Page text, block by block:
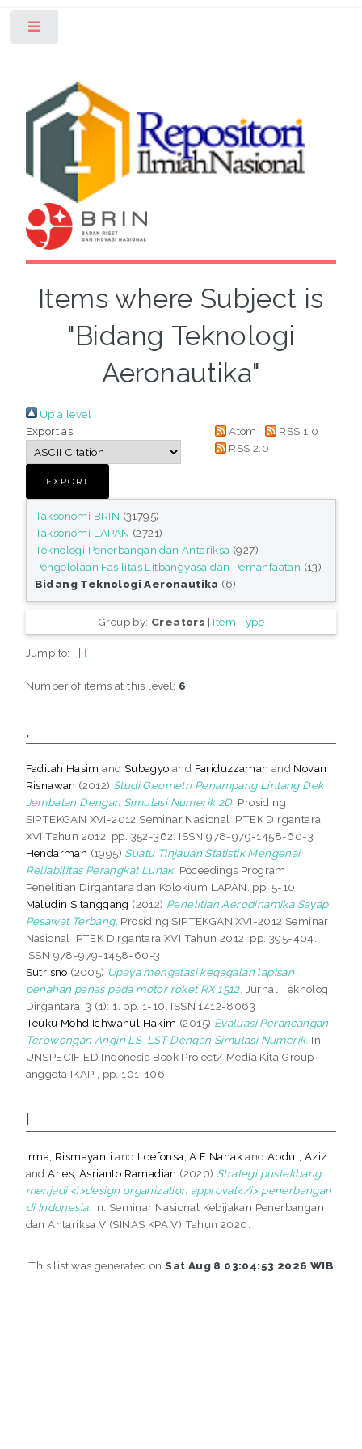
Items where Subject is
"Bidang Teknologi
Aeronautika"
Up a level
Export as
Atom
RSS 1.0
RSS 2.0
Taksonomi BRIN (31795)
Taksonomi LAPAN (2721)
Teknologi Penerbangan dan Antariksa (927)
Pengelolaan Fasilitas Litbangyasa dan Pemanfaatan (13)
Bidang Teknologi Aeronautika (6)
Group by: Creators | Item Type
Jump to: | I
Number of items at this level: 6
,
Fadilah Hasim and Subagyo and Fariduzzaman and Novan
Risnawan (2012) Studi Geometri Penampang Lintang Dek
Jembatan Dengan Simulasi Numerik 2D. Prosiding
SIPTEKGAN XVI-2012 Seminar Nasional IPTEK Dirgantara
XVI Tahun 2012. pp. 352-362. ISSN 978-979-1458-60-3
Hendarman (1995) Suatu Tinjauan Statistik Mengenai
Reliabilitas Perangkat Lunak. Poceedings Program
Penelitian Dirgantara dan Kolokium LAPAN. pp. 5-10.
Maludin Sitanggang (2012) Penelitian Aerodinamika Sayap
Pesawat Terbang. Prosiding SIPTEKGAN XVI-2012 Seminar
Nasional IPTEK Dirgantara XVI Tahun 2012. pp. 395-404.
ISSN 978-979-1458-60-3
Sutrisno (2005) Upaya mengatasi kegagalan lapisan
penahan panas pada motor roket RX 1512. Jurnal Teknologi
Dirgantara, 3 (1): 1. pp. 1-10. ISSN 1412-8063
Teuku Mohd Ichwanul Hakim (2015) Evaluasi Perancangan
Terowongan Angin LS-LST Dengan Simulasi Numerik. In:
UNSPECIFIED Indonesia Book Project/ Media Kita Group
anggota IKAPI, pp. 101-106.
I
Irma, Rismayanti and Ildefonsa, A.F NahakandAbdul, Aziz
andAries, Asrianto Ramadian (2020) Strategi pustekbang
menjadi <i>design organization approval</i> penerbangan
di Indonesia. In: Seminar Nasional Kebijakan Penerbangan
dan Antariksa V (SINAS KPA V) Tahun 2020.
This list was generated onSat Aug 8 03:04:53 2026 WIB